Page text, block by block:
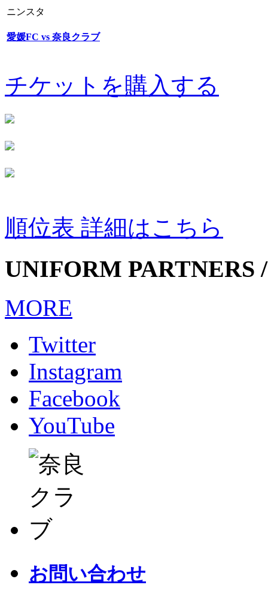
ニンスタ
愛媛FC vs 奈良クラブ
チケットを購入する
順位表 詳細はこちら
UNIFORM PARTNERS
MORE
Twitter
Instagram
Facebook
YouTube
お問い合わせ